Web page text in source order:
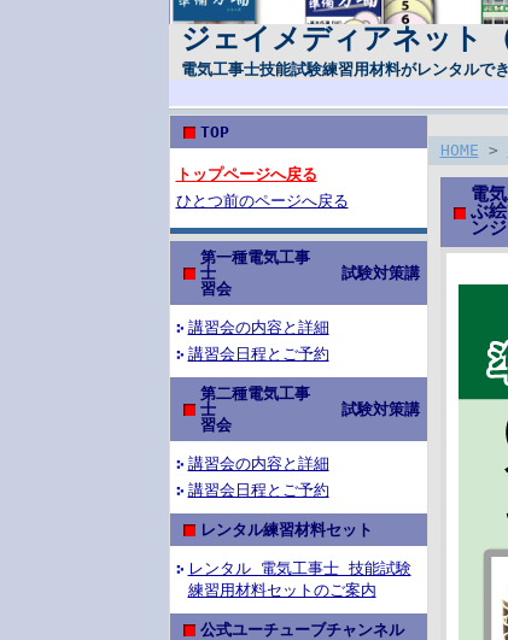
ジェイメディアネット
電気工事士技能試験練習用材料がレンタルで
TOP
トップページへ戻る
ひとつ前のページへ戻る
第一種電気工事
士 試験対策講
習会
講習会の内容と詳細
講習会日程とご予約
第二種電気工事
士 試験対策講
習会
講習会の内容と詳細
講習会日程とご予約
レンタル練習材料セット
レンタル 電気工事士 技能試験
練習用材料セットのご案内
公式ユーチューブチャンネル
HOME >
電
ぶ
ン